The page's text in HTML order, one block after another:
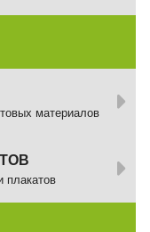
материалов
плакатов